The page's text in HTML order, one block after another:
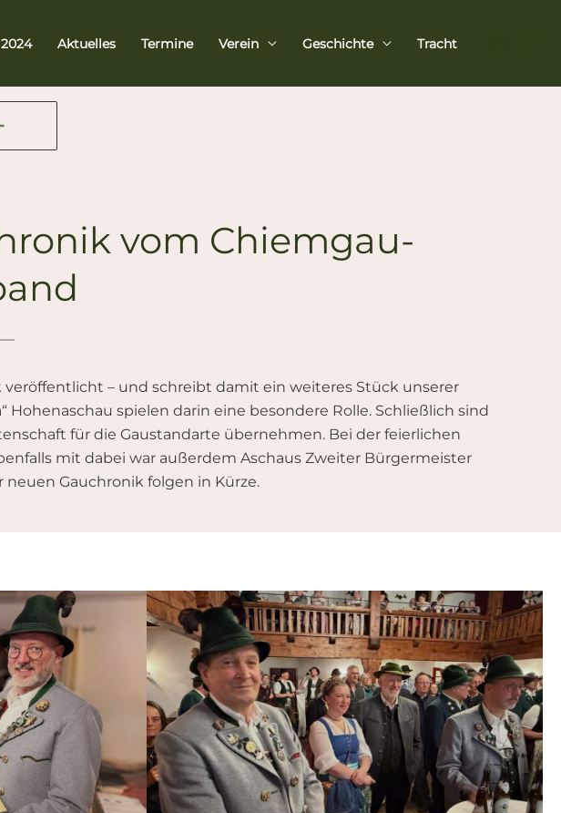
Aktuelles Termine Verein Geschichte Tracht
vom Chiemgau-
– und schreibt damit ein weiteres Stück unserer
Hohenaschau spielen darin eine besondere Rolle. Schließlich sind
für die Gaustandarte übernehmen. Bei der feierlichen
mit dabei war außerdem Aschaus Zweiter Bürgermeister
Gauchronik folgen in Kürze.